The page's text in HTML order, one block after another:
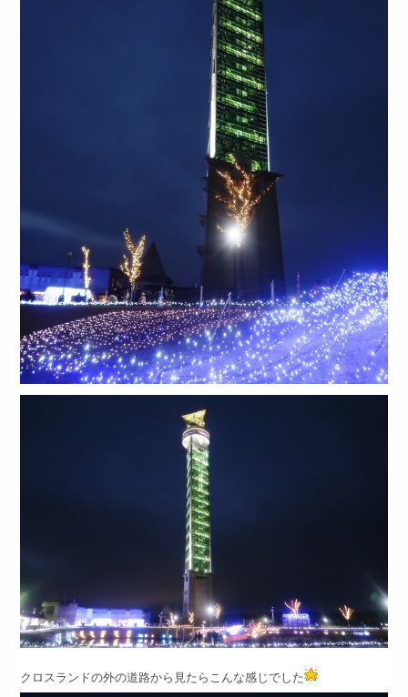
クロスランドの外の道路から見たらこんな感じでした